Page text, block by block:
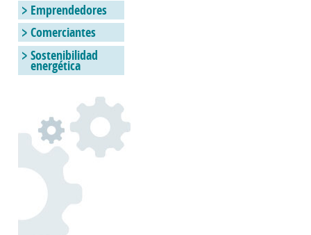
Emprendedores
Comerciantes
Sostenibilidad
energética